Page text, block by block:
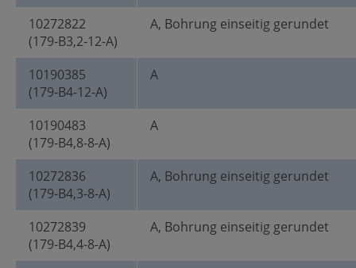
10272822
(179-B3,2-12-A)
A, Bohrung einseitig gerundet
10190385
(179-B4-12-A)
A
10190483
(179-B4,8-8-A)
A
10272836
(179-B4,3-8-A)
A, Bohrung einseitig gerundet
10272839
(179-B4,4-8-A)
A, Bohrung einseitig gerundet